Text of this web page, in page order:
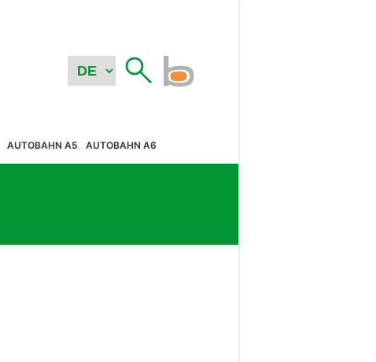
AUTOBAHN A5 AUTOBAHN A6